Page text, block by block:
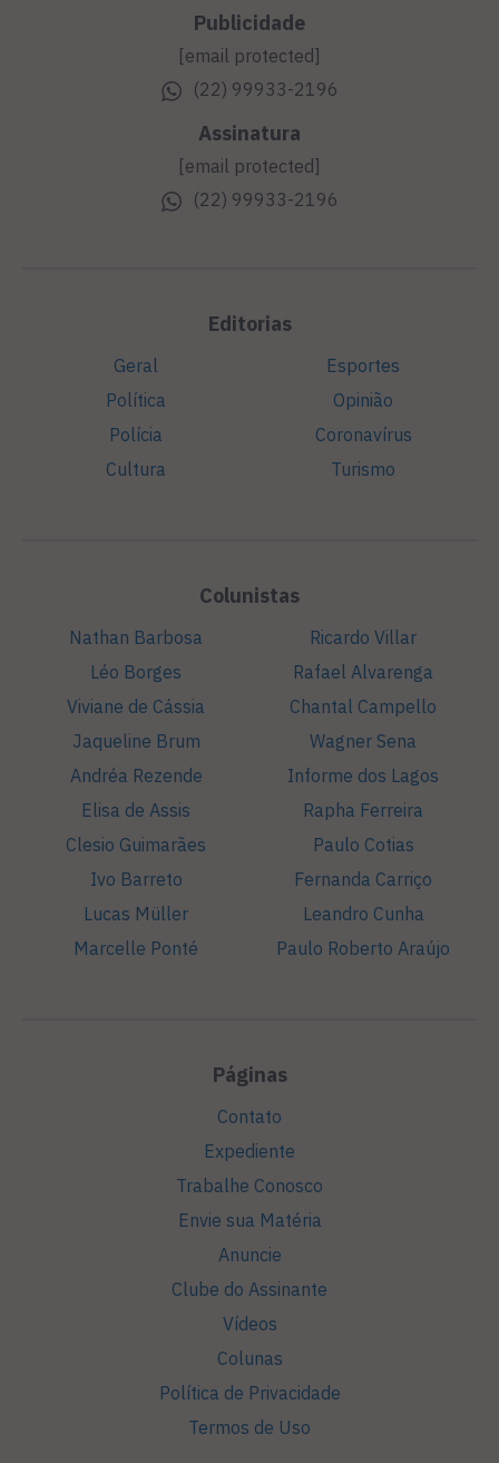
Publicidade
[email protected]
(22) 99933-2196
Assinatura
[email protected]
(22) 99933-2196
Editorias
Geral
Política
Polícia
Cultura
Esportes
Opinião
Coronavírus
Turismo
Colunistas
Nathan Barbosa
Léo Borges
Viviane de Cássia
Jaqueline Brum
Andréa Rezende
Elisa de Assis
Clesio Guimarães
Ivo Barreto
Lucas Müller
Marcelle Ponté
Ricardo Villar
Rafael Alvarenga
Chantal Campello
Wagner Sena
Informe dos Lagos
Rapha Ferreira
Paulo Cotias
Fernanda Carriço
Leandro Cunha
Paulo Roberto Araújo
Páginas
Contato
Expediente
Trabalhe Conosco
Envie sua Matéria
Anuncie
Clube do Assinante
Vídeos
Colunas
Política de Privacidade
Termos de Uso